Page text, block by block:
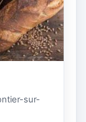
sur-